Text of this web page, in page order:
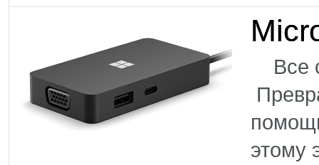
Все
этому